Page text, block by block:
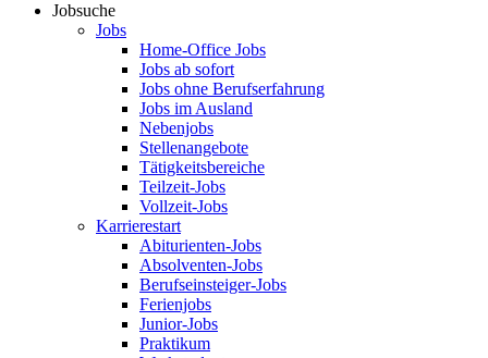
Jobsuche
Jobs
Home-Office Jobs
Jobs ab sofort
Jobs ohne Berufserfahrung
Jobs im Ausland
Nebenjobs
Stellenangebote
Tätigkeitsbereiche
Teilzeit-Jobs
Vollzeit-Jobs
Karrierestart
Abiturienten-Jobs
Absolventen-Jobs
Berufseinsteiger-Jobs
Ferienjobs
Junior-Jobs
Praktikum